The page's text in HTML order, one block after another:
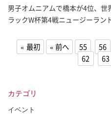
男子オムニアムで橋本が4位、
ラックW杯第4戦ニュージーラン
最初 前へ 55 56
62
63
カテゴリ
イベント